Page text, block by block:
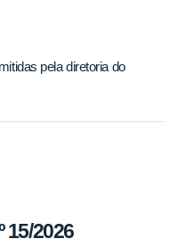
pela diretoria do
15/2026